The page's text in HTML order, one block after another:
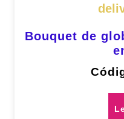
Bouquet de